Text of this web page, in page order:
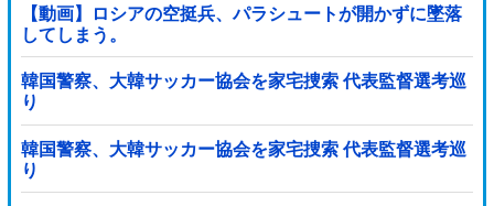
【動画】ロシアの空挺兵、パラシュートが開かずに墜落
してしまう。
韓国警察、大韓サッカー協会を家宅捜索 代表監督選考巡
り
韓国警察、大韓サッカー協会を家宅捜索 代表監督選考巡
り